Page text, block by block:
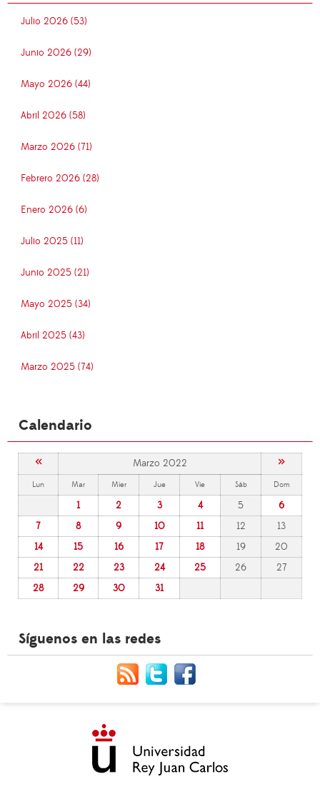
Julio 2026 (53)
Junio 2026 (29)
Mayo 2026 (44)
Abril 2026 (58)
Marzo 2026 (71)
Febrero 2026 (28)
Enero 2026 (6)
Julio 2025 (11)
Junio 2025 (21)
Mayo 2025 (34)
Abril 2025 (43)
Marzo 2025 (74)
Calendario
« Marzo 2022 »
Lun Mar Mier Jue Vie Sáb Dom
1 2 3 4 5
6
7
8 9 10 11 12
13
14
15 16 17 18 19
20
21
22 23 24 25 26
27
28
29 30 31
Síguenos en las redes